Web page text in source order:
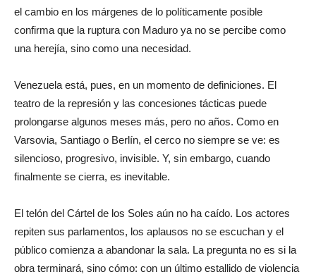
el cambio en los márgenes de lo políticamente posible
confirma que la ruptura con Maduro ya no se percibe como
una herejía, sino como una necesidad.
Venezuela está, pues, en un momento de definiciones. El
teatro de la represión y las concesiones tácticas puede
prolongarse algunos meses más, pero no años. Como en
Varsovia, Santiago o Berlín, el cerco no siempre se ve: es
silencioso, progresivo, invisible. Y, sin embargo, cuando
finalmente se cierra, es inevitable.
El telón del Cártel de los Soles aún no ha caído. Los actores
repiten sus parlamentos, los aplausos no se escuchan y el
público comienza a abandonar la sala. La pregunta no es si la
obra terminará, sino cómo: con un último estallido de violencia